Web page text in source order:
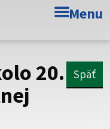
informácie iba
stránka
Menu
20.
Späť